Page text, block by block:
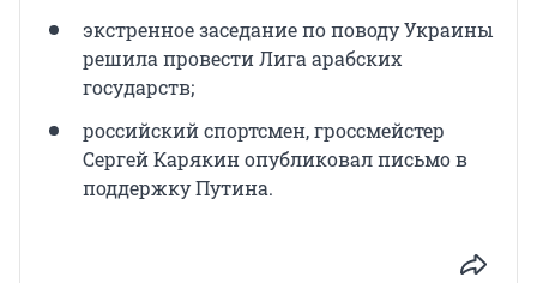
экстренное заседание по поводу Украины
решила провести Лига арабских
государств;
российский спортсмен, гроссмейстер
Сергей Карякин опубликовал письмо в
поддержку Путина.